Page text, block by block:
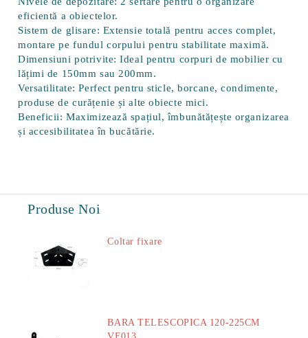
eficientă a obiectelor.
Sistem de glisare: Extensie totală pentru acces complet,
montare pe fundul corpului pentru stabilitate maximă.
Dimensiuni potrivite: Ideal pentru corpuri de mobilier cu
lățimi de 150mm sau 200mm.
Versatilitate: Perfect pentru sticle, borcane, condimente,
produse de curățenie și alte obiecte mici.
Beneficii: Maximizează spațiul, îmbunătățește organizarea
și accesibilitatea în bucătărie.
Produse Noi
Coltar fixare
BARA TELESCOPICA 120-225CM